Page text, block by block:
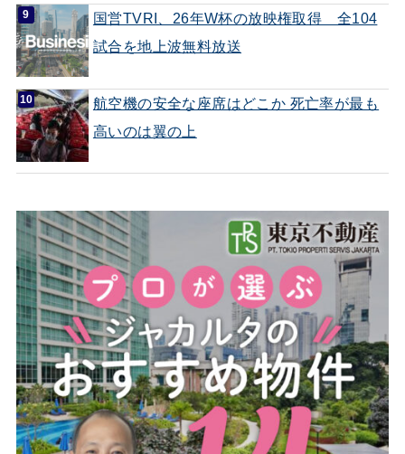
国営TVRI、26年W杯の放映権取得 全104
試合を地上波無料放送
航空機の安全な座席はどこか 死亡率が最も
高いのは翼の上